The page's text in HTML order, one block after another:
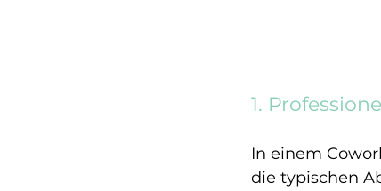
1.
In einem
die typischen